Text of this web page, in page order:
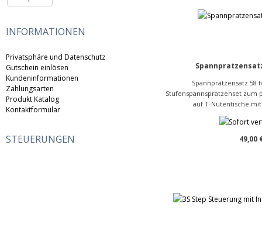
INFORMATIONEN
Privatsphäre und Datenschutz
Gutschein einlösen
Kundeninformationen
Zahlungsarten
Produkt Katalog
Kontaktformular
STEUERUNGEN
Spannpratzensatz 58
Stufenspannspratzenset zum
auf T-Nutentische
49,00